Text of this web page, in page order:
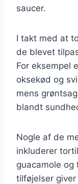
saucer.
I takt med at
de blevet
For eksempel
oksekød og
mens
blandt
Nogle af de
inkluderer
guacamole og
tilføjelser